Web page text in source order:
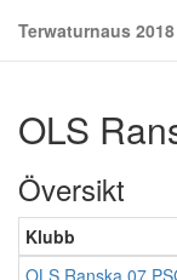
Terwaturnaus 2018
OLS
Översikt
Klubb
OLS Ranska 07